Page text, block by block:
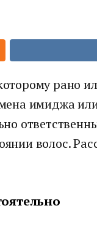
рано
имиджа
волос.